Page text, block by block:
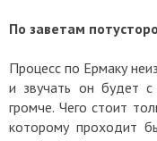
По заветам
Процесс по Ермаку
и звучать он будет
громче. Чего стоит
которому проходит